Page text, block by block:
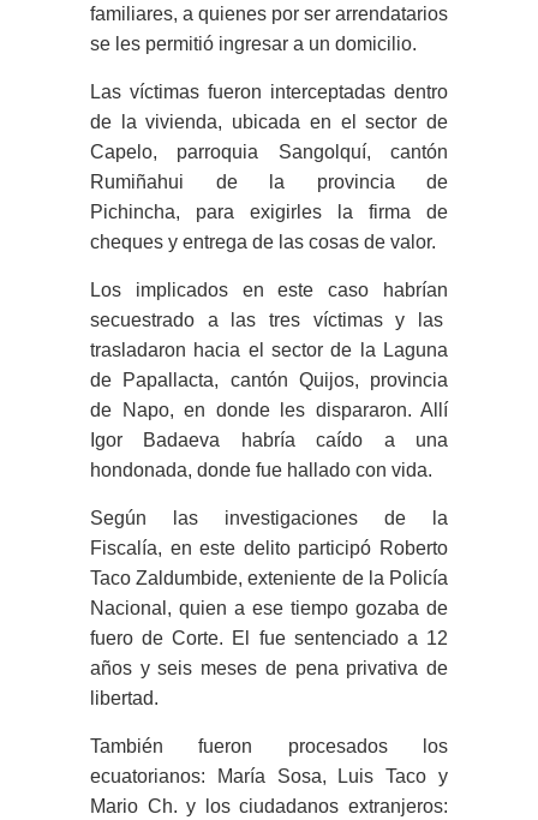
familiares, a quienes por ser arrendatarios
se les permitió ingresar a un domicilio.
Las víctimas fueron interceptadas dentro
de la vivienda, ubicada en el sector de
Capelo, parroquia Sangolquí, cantón
Rumiñahui de la provincia de
Pichincha, para exigirles la firma de
cheques y entrega de las cosas de valor.
Los implicados en este caso habrían
secuestrado a las tres víctimas y las
trasladaron hacia el sector de la Laguna
de Papallacta, cantón Quijos, provincia
de Napo, en donde les dispararon. Allí
Igor Badaeva habría caído a una
hondonada, donde fue hallado con vida.
Según las investigaciones de la
Fiscalía, en este delito participó Roberto
Taco Zaldumbide, exteniente de la Policía
Nacional, quien a ese tiempo gozaba de
fuero de Corte. El fue sentenciado a 12
años y seis meses de pena privativa de
libertad.
También fueron procesados los
ecuatorianos: María Sosa, Luis Taco y
Mario Ch. y los ciudadanos extranjeros: